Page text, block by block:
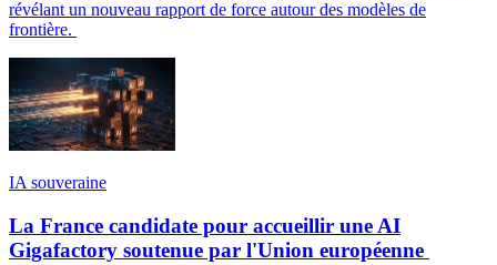
révélant un nouveau rapport de force autour des modèles de
frontière.
IA souveraine
La France candidate pour accueillir une AI
Gigafactory soutenue par l'Union européenne